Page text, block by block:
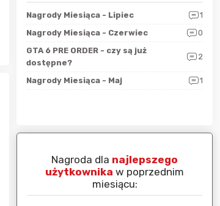
Nagrody Miesiąca - Lipiec
1
Nagrody Miesiąca - Czerwiec
0
GTA 6 PRE ORDER - czy są już
dostępne?
2
Nagrody Miesiąca - Maj 1
Nagroda dla najlepszego
użytkownika w poprzednim
miesiącu: